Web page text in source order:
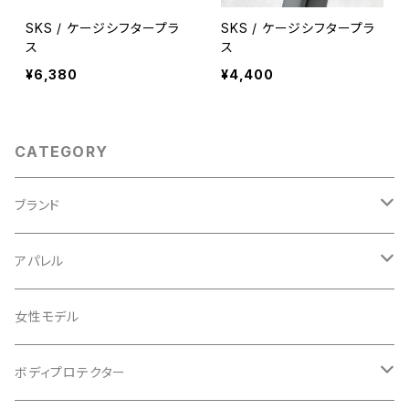
SKS / ケージシフタープラ
ス
¥6,380
SKS / ケージシフタープラ
ス
¥4,400
CATEGORY
ブランド
ABUS/アブス
ADEPT/アデプト
AENOMALY/アエノマリー
アパレル
Tシャツ
ジャージ
女性モデル
ボディプロテクター